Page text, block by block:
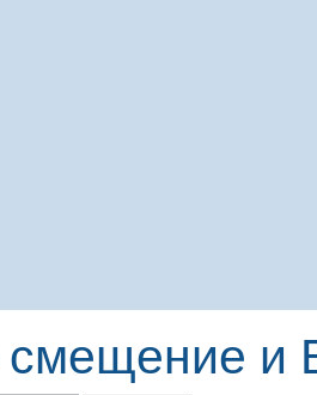
смещение и